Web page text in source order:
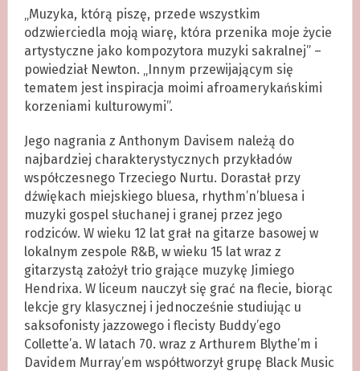
„Muzyka, którą piszę, przede wszystkim
odzwierciedla moją wiarę, która przenika moje życie
artystyczne jako kompozytora muzyki sakralnej” –
powiedział Newton. „Innym przewijającym się
tematem jest inspiracja moimi afroamerykańskimi
korzeniami kulturowymi”.
Jego nagrania z Anthonym Davisem należą do
najbardziej charakterystycznych przykładów
współczesnego Trzeciego Nurtu. Dorastał przy
dźwiękach miejskiego bluesa, rhythm’n’bluesa i
muzyki gospel słuchanej i granej przez jego
rodziców. W wieku 12 lat grał na gitarze basowej w
lokalnym zespole R&B, w wieku 15 lat wraz z
gitarzystą założył trio grające muzykę Jimiego
Hendrixa. W liceum nauczył się grać na flecie, biorąc
lekcje gry klasycznej i jednocześnie studiując u
saksofonisty jazzowego i flecisty Buddy’ego
Collette’a. W latach 70. wraz z Arthurem Blythe’m i
Davidem Murray’em współtworzył grupę Black Music